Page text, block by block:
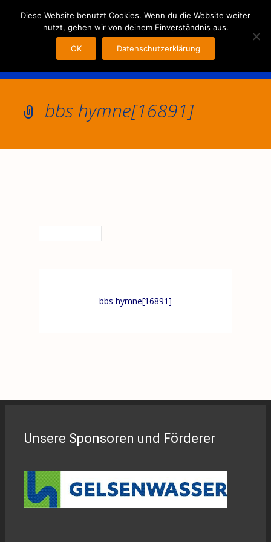
bbs hymne[16891]
bbs hymne[16891]
Unsere Sponsoren und Förderer
MENU
Diese Website benutzt Cookies. Wenn du die Website weiter
nutzt, gehen wir von deinem Einverständnis aus.
OK Datenschutzerklärung